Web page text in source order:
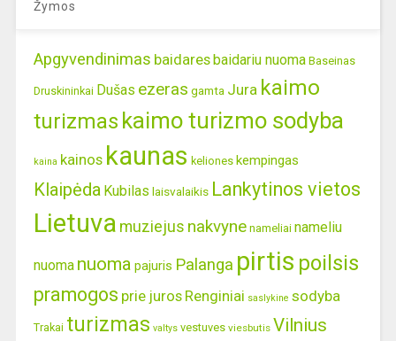
Žymos
Apgyvendinimas baidaresbaidariu nuoma Baseinas
Druskininkai Dušas ezeras gamta Jura kaimo
turizmas kaimo turizmo sodyba
kaina kainos kaunas keliones kempingas
Klaipėda Kubilas laisvalaikis Lankytinos vietos
Lietuva muziejus nakvyne nameliai nameliu
nuoma nuoma pajuris Palanga pirtis poilsis
pramogos prie juros Renginiai saslykine sodyba
Trakai turizmas valtys vestuves viesbutis Vilnius